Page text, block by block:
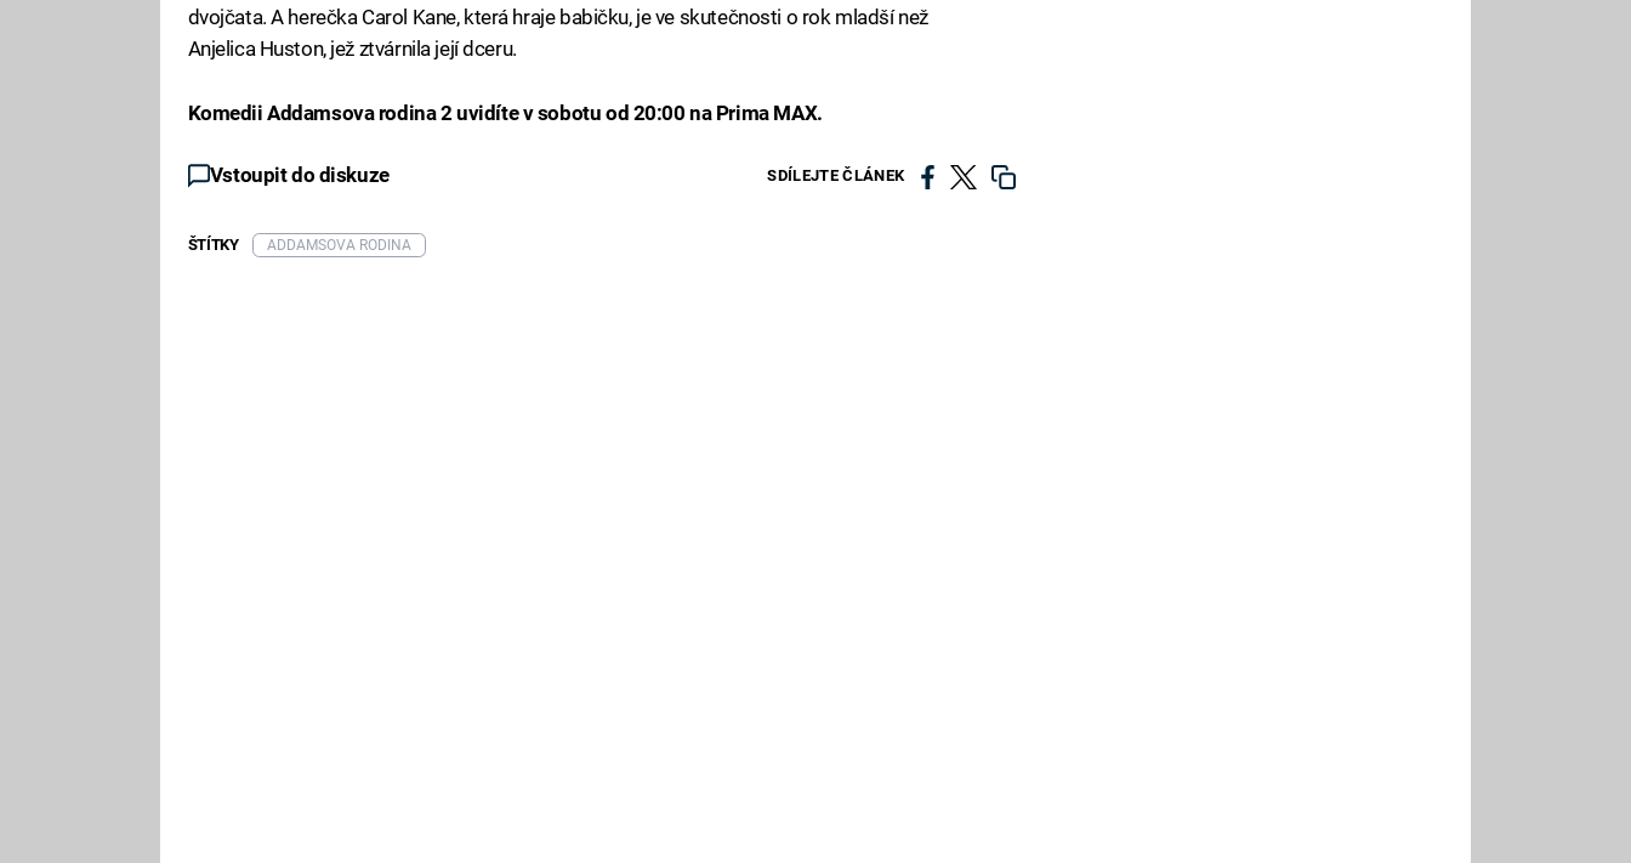
dvojčata. A herečka Carol Kane, která hraje babičku, je ve skutečnosti o rok mladší než
Anjelica Huston, jež ztvárnila její dceru.
Komedii Addamsova rodina 2 uvidíte v sobotu od 20:00 na Prima MAX.
Vstoupit do diskuze SDÍLEJTE ČLÁNEK
ŠTÍTKY ADDAMSOVA RODINA